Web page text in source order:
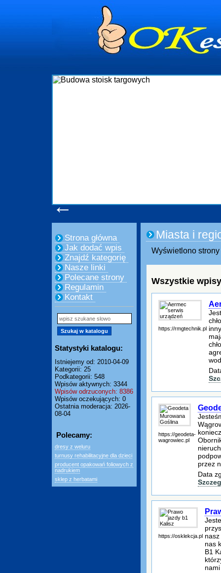
←
Strona główna
Jak dodać wpis
Znajdź kategorię
Nasze linki
Polecane strony
Regulamin
Kontakt
Statystyki katalogu:
Istniejemy od: 2010-04-09
Kategorii: 25
Podkategorii: 548
Wpisów aktywnych: 3344
Wpisów odrzuconych: 8386
Wpisów oczekujących: 0
Ostatnia moderacja: 2026-
08-04
Polecamy:
dresy z weluru
turnusy rehabilitacyjne dla dzieci
producent opakowań foliowych z
nadrukiem
sklep z herbatami
Miasta i
Wyświetlono
Wszystkie
https://rmgtechnik.pl
https://geodeta-
wagrowiec.pl
przez
Data
https://osklekcja.pl
nas
B1